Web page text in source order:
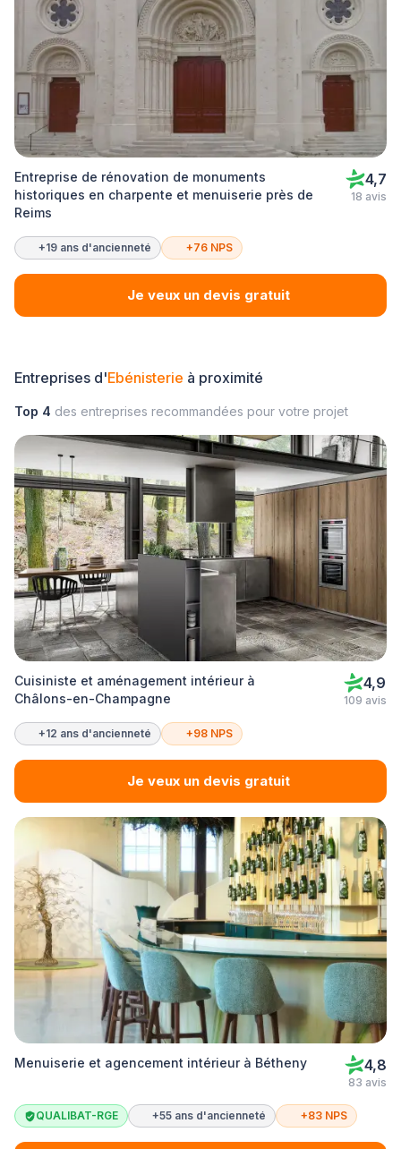
Entreprise de rénovation de monuments
historiques en charpente et menuiserie près de
Reims
4,7
18 avis
+19 ans d'ancienneté +76 NPS
Je veux un devis gratuit
Entreprises d'Ebénisterie à proximité
Top 4 des entreprises recommandées pour votre projet
Cuisiniste et aménagement intérieur à
Châlons-en-Champagne
4,9
109 avis
+12 ans d'ancienneté +98 NPS
Je veux un devis gratuit
Menuiserie et agencement intérieur à Bétheny 4,8
83 avis
QUALIBAT-RGE +55 ans d'ancienneté +83 NPS